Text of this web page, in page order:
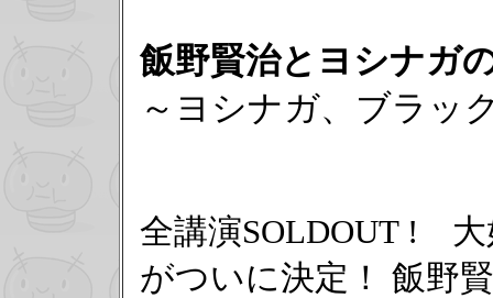
飯野賢治とヨシナガ
～ヨシナガ、ブラッ
全講演SOLDOUT !
がついに決定！ 飯野